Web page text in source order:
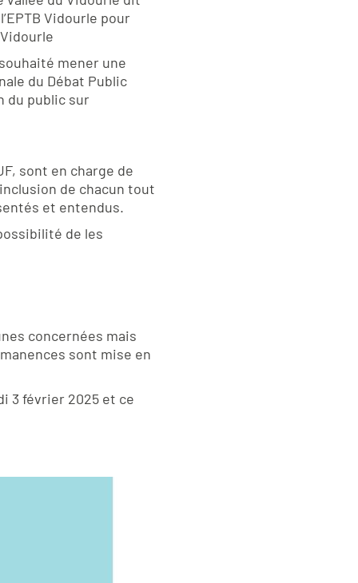
Vidourle pour
mener une
du Débat Public
du public sur
sont en charge de
de chacun tout
et entendus.
de les
concernées mais
sont mise en
3 février 2025 et ce